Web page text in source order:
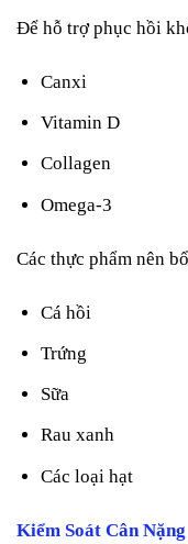
Để hỗ trợ phục hồi
Canxi
Vitamin D
Collagen
Omega-3
Các thực phẩm nên
Cá hồi
Trứng
Sữa
Rau xanh
Các loại hạt
Kiểm Soát Cân Nặng